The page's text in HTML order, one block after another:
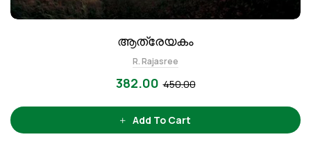
ആത്രേയകം
R. Rajasree
450.00
382.00
Add To Cart